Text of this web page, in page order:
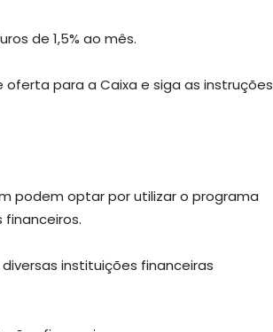
de 1,5% ao mês.
para a Caixa e siga as instruções
podem optar por utilizar o programa
financeiros.
instituições financeiras